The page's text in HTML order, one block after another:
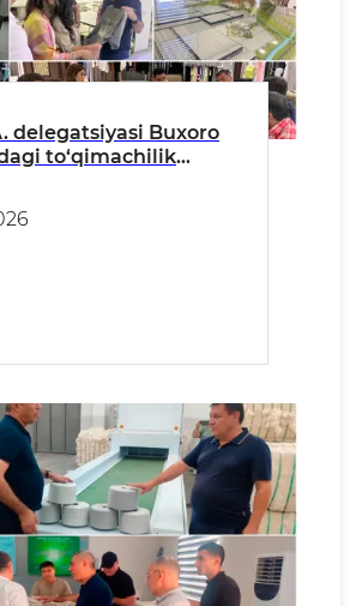
delegatsiyasi Buxoro
to‘qimachilik